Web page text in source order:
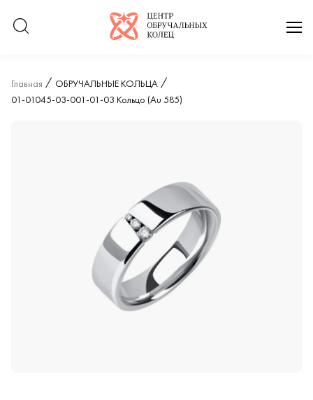
Логотип компании
Главная
ОБРУЧАЛЬНЫЕ КОЛЬЦА
01-01045-03-001-01-03 Кольцо (Au 585)